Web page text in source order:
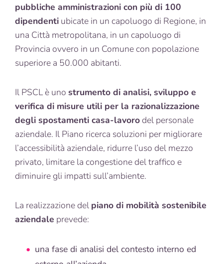
pubbliche amministrazioni con più di 100
dipendenti ubicate in un capoluogo di Regione, in
una Città metropolitana, in un capoluogo di
Provincia ovvero in un Comune con popolazione
superiore a 50.000 abitanti.
Il PSCL è uno strumento di analisi, sviluppo e
verifica di misure utili per la razionalizzazione
degli spostamenti casa-lavoro del personale
aziendale. Il Piano ricerca soluzioni per migliorare
l’accessibilità aziendale, ridurre l’uso del mezzo
privato, limitare la congestione del traffico e
diminuire gli impatti sull’ambiente.
La realizzazione del piano di mobilità sostenibile
aziendale prevede:
una fase di analisi del contesto interno ed